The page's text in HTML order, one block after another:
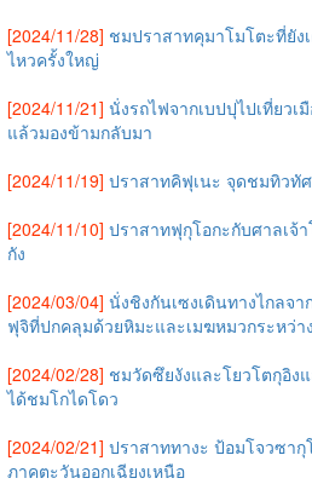
[2024/11/28] ชมปราสาทคุมาโมโตะที่ยัง
ไหวครั้งใหญ่
[2024/11/21] นั่งรถไฟจากเบปปุไปเที่ยว
แล้วมองข้ามกลับมา
[2024/11/19] ปราสาทคิฟุเนะ จุดชมทิวทัศ
[2024/11/10] ปราสาทฟุกุโอกะกับศาลเจ้
กัง
[2024/03/04] นั่งชิงกันเซงเดินทางไกลจ
ฟุจิที่ปกคลุมด้วยหิมะและเมฆหมวกระหว่า
[2024/02/28] ชมวัดซึยงังและโยวโตกุอิ
ได้ชมโกไดโดว
[2024/02/21] ปราสาททางะ ป้อมโจวซา
ภาคตะวันออกเฉียงเหนือ